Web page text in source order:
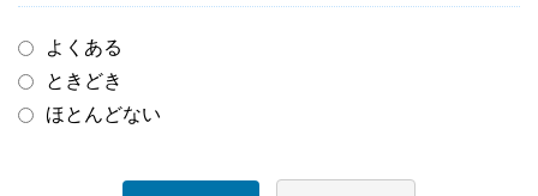
よくある
ときどき
ほとんどない